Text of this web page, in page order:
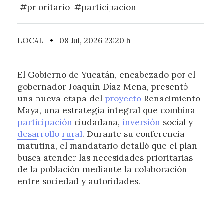
#prioritario #participacion
LOCAL • 08 Jul, 2026 23:20 h
El Gobierno de Yucatán, encabezado por el
gobernador Joaquín Díaz Mena, presentó
una nueva etapa del proyectoRenacimiento
Maya, una estrategia integral que combina
participación ciudadana, inversión social y
desarrollo rural. Durante su conferencia
matutina, el mandatario detalló que el plan
busca atender las necesidades prioritarias
de la población mediante la colaboración
entre sociedad y autoridades.